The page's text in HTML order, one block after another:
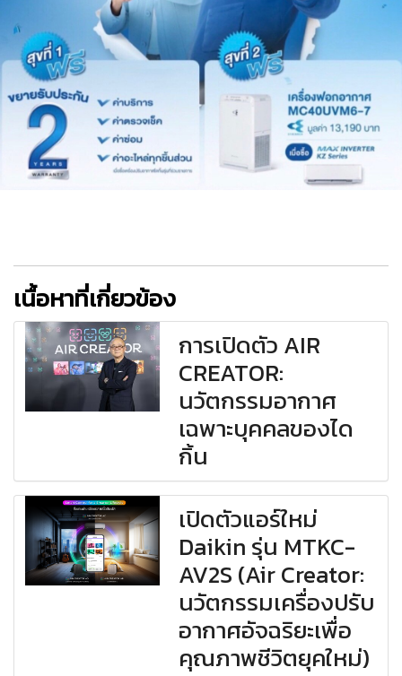
เนื้อหาที่เกี่ยวข้อง
การเปิดตัว AIR
CREATOR:
นวัตกรรมอากาศ
เฉพาะบุคคลของได
กิ้น
เปิดตัวแอร์ใหม่
Daikin รุ่น MTKC-
AV2S (Air Creator:
นวัตกรรมเครื่องปรับ
อากาศอัจฉริยะเพื่อ
คุณภาพชีวิตยุคใหม่)